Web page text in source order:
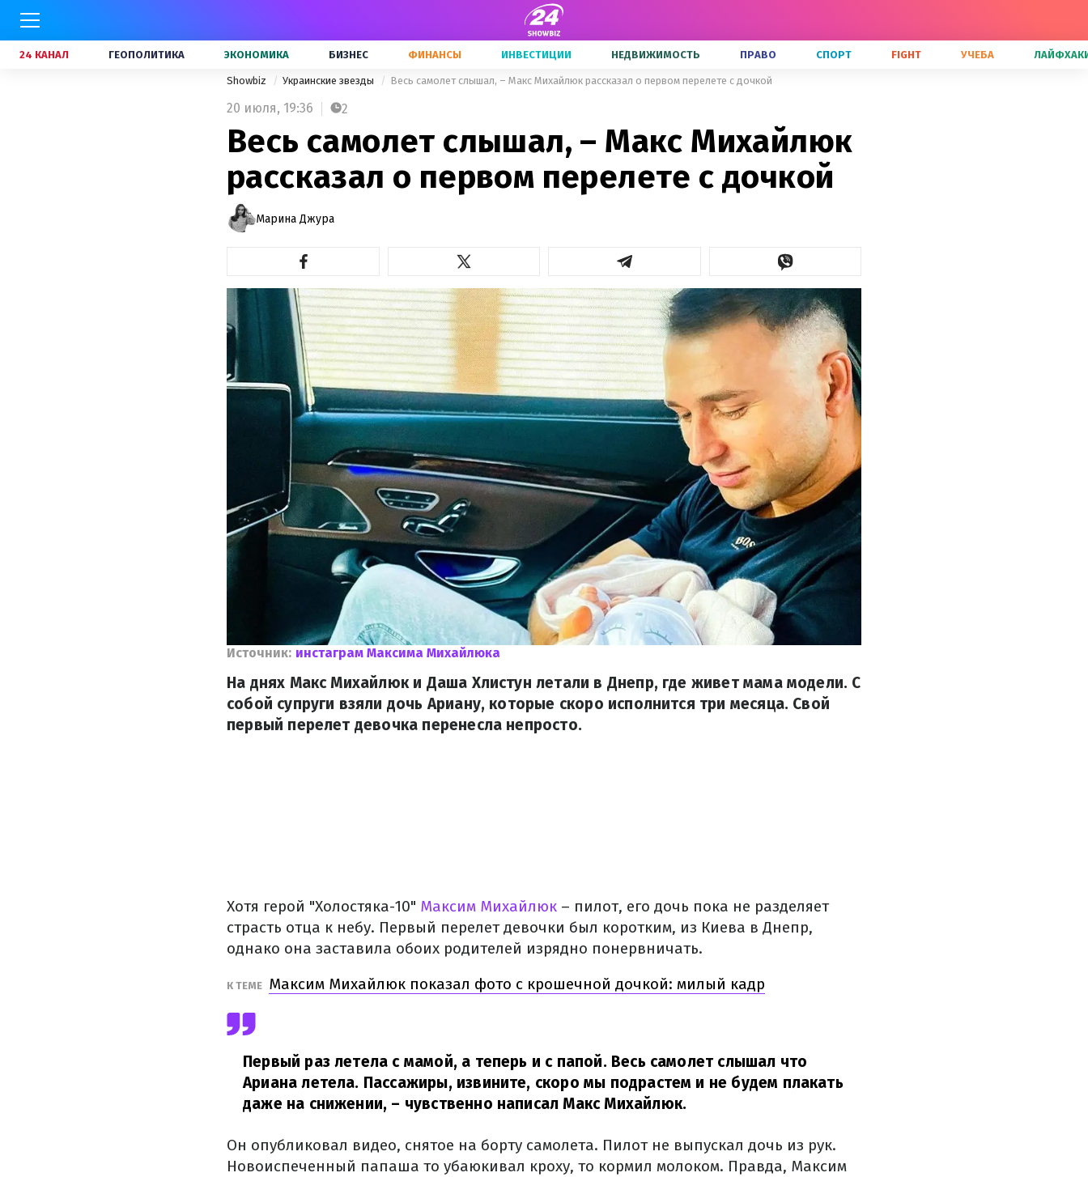
24 КАНАЛ ГЕОПОЛИТИКА ЭКОНОМИКА БИЗНЕС ФИНАНСЫ ИНВЕСТИЦИИ НЕДВИЖИМОСТЬ ПРАВО СПОРТ FIGHT УЧЕБА
Showbiz Украинские звезды Весь самолет слышал, – Макс Михайлюк рассказал о первом перелете с дочкой
20 июля, 19:36 2
Весь самолет слышал, – Макс Михайлюк
рассказал о первом перелете с дочкой
Марина Джура
Источник: инстаграм Максима Михайлюка
На днях Макс Михайлюк и Даша Хлистун летали в Днепр, где живет мама модели. С
собой супруги взяли дочь Ариану, которые скоро исполнится три месяца. Свой
первый перелет девочка перенесла непросто.
Хотя герой "Холостяка-10" Максим Михайлюк – пилот, его дочь пока не разделяет
страсть отца к небу. Первый перелет девочки был коротким, из Киева в Днепр,
однако она заставила обоих родителей изрядно понервничать.
К ТЕМЕ Максим Михайлюк показал фото с крошечной дочкой: милый кадр
Первый раз летела с мамой, а теперь и с папой. Весь самолет слышал что
Ариана летела. Пассажиры, извините, скоро мы подрастем и не будем плакать
даже на снижении, – чувственно написал Макс Михайлюк.
Он опубликовал видео, снятое на борту самолета. Пилот не выпускал дочь из рук.
Новоиспеченный папаша то убаюкивал кроху, то кормил молоком. Правда, Максим